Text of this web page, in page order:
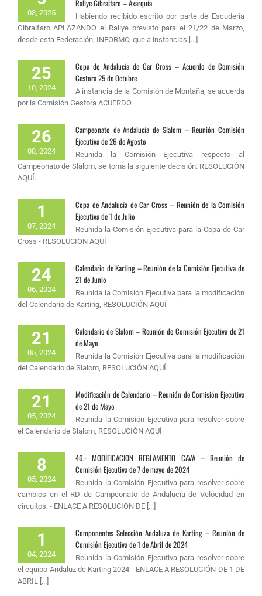
03, 2025
Rallye Gibralfaro – Axarquía
Habiendo recibido escrito por parte de Escudería
Gibralfaro APLAZANDO el Rallye previsto para el 21/22 de Marzo,
desde esta Federación, INFORMO, que a instancias [...]
25
10, 2024
Copa de Andalucía de Car Cross – Acuerdo de Comisión
Gestora 25 de Octubre
A instancia de la Comisión de Montaña, se acuerda
por la Comisión Gestora ACUERDO
26
08, 2024
Campeonato de Andalucía de Slalom – Reunión Comisión
Ejecutiva de 26 de Agosto
Reunida la Comisión Ejecutiva respecto al
Campeonato de Slalom, se toma la siguiente decisión: RESOLUCIÓN
AQUÍ.
1
07, 2024
Copa de Andalucía de Car Cross – Reunión de la Comisión
Ejecutiva de 1 de Julio
Reunida la Comisión Ejecutiva para la Copa de Car
Cross - RESOLUCION AQUÍ
24
06, 2024
Calendario de Karting – Reunión de la Comisión Ejecutiva de
21 de Junio
Reunida la Comisión Ejecutiva para la modificación
del Calendario de Karting, RESOLUCIÓN AQUÍ
21
05, 2024
Calendario de Slalom – Reunión de Comisión Ejecutiva de 21
de Mayo
Reunida la Comisión Ejecutiva para la modificación
del Calendario de Slalom, RESOLUCIÓN AQUÍ
21
05, 2024
Modificación de Calendario – Reunión de Comisión Ejecutiva
de 21 de Mayo
Reunida la Comisión Ejecutiva para resolver sobre
el Calendario de Slalom, RESOLUCIÓN AQUÍ
8
05, 2024
46.- MODIFICACION REGLAMENTO CAVA – Reunión de
Comisión Ejecutiva de 7 de mayo de 2024
Reunida la Comisión Ejecutiva para resolver sobre
cambios en el RD de Campeonato de Andalucía de Velocidad en
circuitos: - ENLACE A RESOLUCIÓN DE [...]
1
04, 2024
Componentes Selección Andaluza de Karting – Reunión de
Comisión Ejecutiva de 1 de Abril de 2024
Reunida la Comisión Ejecutiva para resolver sobre
el equipo Andaluz de Karting 2024 - ENLACE A RESOLUCIÓN DE 1 DE
ABRIL [...]